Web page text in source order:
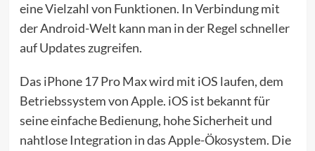
eine Vielzahl von Funktionen. In Verbindung mit
der Android-Welt kann man in der Regel schneller
auf Updates zugreifen.
Das iPhone 17 Pro Max wird mit iOS laufen, dem
Betriebssystem von Apple. iOS ist bekannt für
seine einfache Bedienung, hohe Sicherheit und
nahtlose Integration in das Apple-Ökosystem. Die